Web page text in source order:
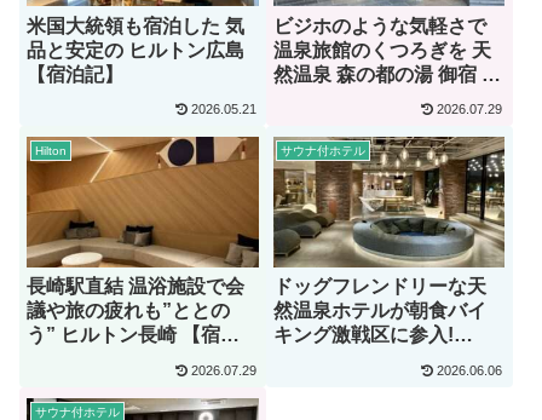
米国大統領も宿泊した 気
品と安定の ヒルトン広島
【宿泊記】
2026.05.21
ビジホのような気軽さで
温泉旅館のくつろぎを 天
然温泉 森の都の湯 御宿 野
乃仙台【宿泊記】
2026.07.29
Hilton
長崎駅直結 温浴施設で会
議や旅の疲れも”ととの
う” ヒルトン長崎 【宿泊
2026.07.29
サウナ付ホテル
ドッグフレンドリーな天
然温泉ホテルが朝食バイ
キング激戦区に参入!
2026.06.06
サウナ付ホテル